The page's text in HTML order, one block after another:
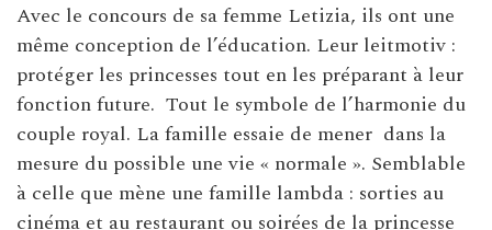
Avec le concours de sa femme Letizia, ils ont une
même conception de l’éducation. Leur leitmotiv :
protéger les princesses tout en les préparant à leur
fonction future. Tout le symbole de l’harmonie du
couple royal. La famille essaie de mener dans la
mesure du possible une vie « normale ». Semblable
à celle que mène une famille lambda : sorties au
cinéma et au restaurant ou soirées de la princesse